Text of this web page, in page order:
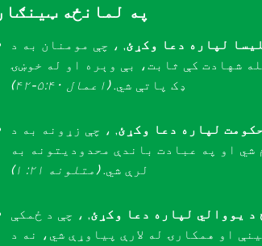
په لمانځه ټینګار
لپاره دعا وکړئ, ، چې مومنان به د
شهادت کې ثابت، بې وېره او له خوښۍ
ډک پاتې شي.(اعمال ۵:۴۰-۴۲)
لپاره دعا وکړئ, ، چې زړونه به د
شي او په عبادت باندې محدودیتونه به
لرې شي.(متلونه ۲۱: ۱)
د یووالي لپاره دعا وکړئ, ، چې د ځمکې
او همکارۍ له لارې پیاوړې شي، نه د